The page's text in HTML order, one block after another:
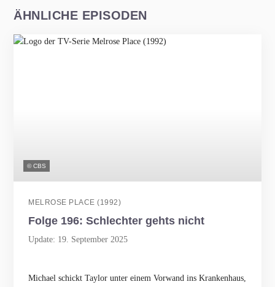
ÄHNLICHE EPISODEN
© CBS
MELROSE PLACE (1992)
Folge 196: Schlechter gehts nicht
Update: 19. September 2025
Michael schickt Taylor unter einem Vorwand ins Krankenhaus,